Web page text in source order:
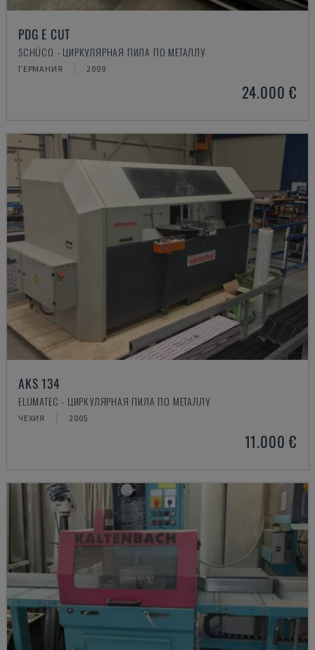
PDG E CUT
SCHÜCO - ЦИРКУЛЯРНАЯ ПИЛА ПО МЕТАЛЛУ
ГЕРМАНИЯ 2009
24.000 €
AKS 134
ELUMATEC - ЦИРКУЛЯРНАЯ ПИЛА ПО МЕТАЛЛУ
ЧЕХИЯ 2005
11.000 €